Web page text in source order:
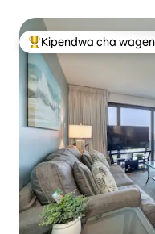
Kipendwa maarufu cha
Kipendwa cha